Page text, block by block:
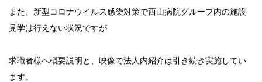
また、新型コロナウイルス感染対策で西山病院グループ内の施設
見学は行えない状況ですが
求職者様へ概要説明と、映像で法人内紹介は引き続き実施してい
ます。